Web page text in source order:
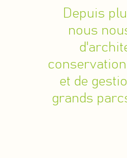
Depuis
nous
et de
grands